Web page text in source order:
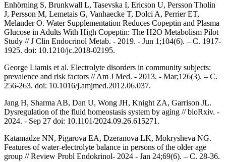
Enhörning S, Brunkwall L, Tasevska I, Ericson U, Persson Tholin
J, Persson M, Lemetais G, Vanhaecke T, Dolci A, Perrier ET,
Melander O. Water Supplementation Reduces Copeptin and Plasma
Glucose in Adults With High Copeptin: The H2O Metabolism Pilot
Study // J Clin Endocrinol Metab. - 2019. - Jun 1;104(6). – С. 1917-
1925. doi: 10.1210/jc.2018-02195.
George Liamis et al. Electrolyte disorders in community subjects:
prevalence and risk factors // Am J Med. - 2013. - Mar;126(3). – С.
256-263. doi: 10.1016/j.amjmed.2012.06.037.
Jang H, Sharma AB, Dan U, Wong JH, Knight ZA, Garrison JL.
Dysregulation of the fluid homeostasis system by aging // bioRxiv. -
2024. - Sep 27 doi: 10.1101/2024.09.26.615271.
Katamadze NN, Pigarova EA, Dzeranova LK, Mokrysheva NG.
Features of water-electrolyte balance in persons of the older age
group // Review Probl Endokrinol- 2024 - Jan 24;69(6). – С. 28-36.